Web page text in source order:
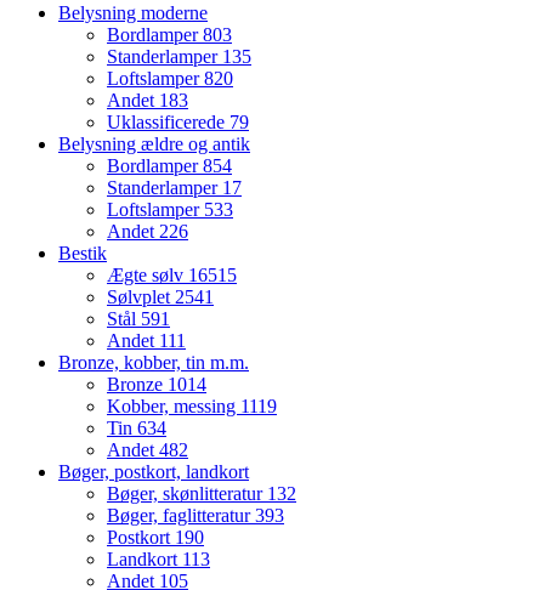
Belysning moderne
Bordlamper803
Standerlamper 135
Loftslamper820
Andet 183
Uklassificerede 79
Belysning ældre og antik
Bordlamper854
Standerlamper 17
Loftslamper 533
Andet 226
Bestik
Ægte sølv 16515
Sølvplet 2541
Stål 591
Andet 111
Bronze, kobber, tin m.m.
Bronze 1014
Kobber, messing 1119
Tin 634
Andet 482
Bøger, postkort, landkort
Bøger, skønlitteratur 132
Bøger, faglitteratur393
Postkort 190
Landkort 113
Andet 105